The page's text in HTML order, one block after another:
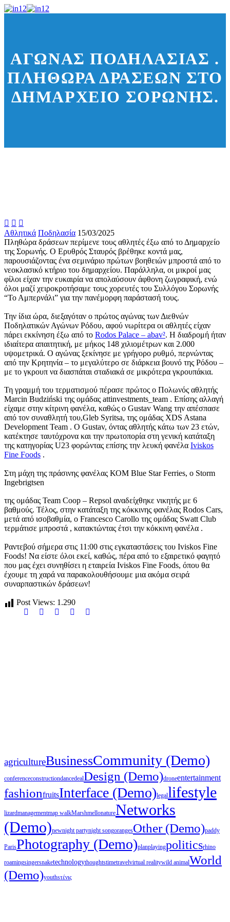
ΑΓΏΝΑΣ ΠΟΔΗΛΑΣΊΑΣ .
ΠΛΗΘΏΡΑ ΔΡΆΣΕΩΝ ΣΤΟ
ΔΗΜΑΡΧΕΊΟ ΣΟΡΩΝΉΣ.
  
Αθλητικά Ποδηλασία 15/03/2025
Πληθώρα δράσεων περίμενε τους αθλητές έξω από το Δημαρχείο
της Σορωνής. Ο Ερυθρός Σταυρός βρέθηκε κοντά μας,
παρουσιάζοντας ένα σεμινάριο πρώτων βοηθειών μπροστά από το
νεοκλασικό κτήριο του δημαρχείου. Παράλληλα, οι μικροί μας
φίλοι είχαν την ευκαιρία να απολαύσουν άφθονη ζωγραφική, ενώ
όλοι μαζί χειροκροτήσαμε τους χορευτές του Συλλόγου Σορωνής
“Το Αμπερνάλι” για την πανέμορφη παράστασή τους.
Την ίδια ώρα, διεξαγόταν ο πρώτος αγώνας των Διεθνών
Ποδηλατικών Αγώνων Ρόδου, αφού νωρίτερα οι αθλητές είχαν
πάρει εκκίνηση έξω από το Rodos Palace – abav². Η διαδρομή ήταν
ιδιαίτερα απαιτητική, με μήκος 148 χιλιομέτρων και 2.000
υψομετρικά. Ο αγώνας ξεκίνησε με γρήγορο ρυθμό, περνώντας
από την Κρητηνία – το μεγαλύτερο σε διάρκεια βουνό της Ρόδου –
με το γκρουπ να διασπάται σταδιακά σε μικρότερα γκρουπάκια.
Τη γραμμή του τερματισμού πέρασε πρώτος ο Πολωνός αθλητής
Marcin Budziński της ομάδας attinvestments_team . Επίσης αλλαγή
είχαμε στην κίτρινη φανέλα, καθώς ο Gustav Wang την απέσπασε
από τον συναθλητή του,Gleb Syritsa, της ομάδας XDS Astana
Development Team . Ο Gustav, όντας αθλητής κάτω των 23 ετών,
κατέκτησε ταυτόχρονα και την πρωτοπορία στη γενική κατάταξη
της κατηγορίας U23 φορώντας επίσης την λευκή φανέλα Iviskos
Fine Foods .
Στη μάχη της πράσινης φανέλας ΚΟΜ Blue Star Ferries, ο Storm
Ingebrigtsen
της ομάδας Team Coop – Repsol αναδείχθηκε νικητής με 6
βαθμούς. Τέλος, στην κατάταξη της κόκκινης φανέλας Rodos Cars,
μετά από ισοβαθμία, ο Francesco Carollo της ομάδας Swatt Club
τερμάτισε μπροστά , κατακτώντας έτσι την κόκκινη φανέλα .
Ραντεβού σήμερα στις 11:00 στις εγκαταστάσεις του Iviskos Fine
Foods! Να είστε όλοι εκεί, καθώς, πέρα από το εξαιρετικό φαγητό
που μας έχει συνηθίσει η εταιρεία Iviskos Fine Foods, όπου θα
έχουμε τη χαρά να παρακολουθήσουμε μια ακόμα σειρά
συναρπαστικών δράσεων!
Post Views: 1.290
agricultureBusinessCommunity (Demo)
conferenceconstructiondancedealDesign (Demo)droneentertainment
fashionfruitsInterface (Demo)legallifestyle
lizardmanagementmap walkMarshmellonatureNetworks
(Demo)newnight partynight songorangesOther (Demo)paddy
ParisPhotography (Demo)planplayingpoliticsrhino
roamingsingersnaketechnologythoughtstimetravelvirtual realitywild animalWorld
(Demo)youthsτένις